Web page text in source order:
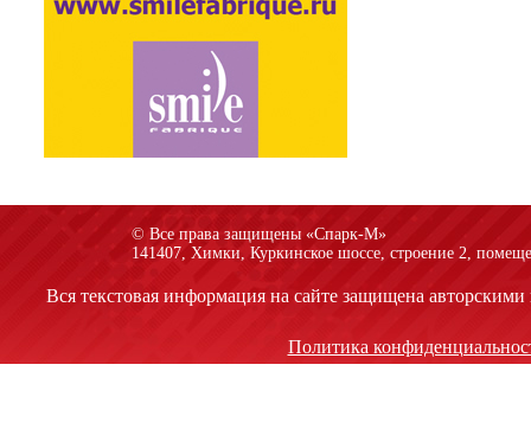
© Все права защищены «Спарк-M»
141407, Химки, Куркинское шоссе, строение 2,
Вся текстовая информация на сайте защищена
Политика